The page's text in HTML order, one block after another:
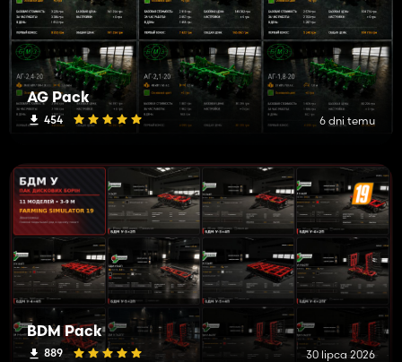
AG Pack
454 6 dni temu
BDM Pack
889 30 lipca 2026